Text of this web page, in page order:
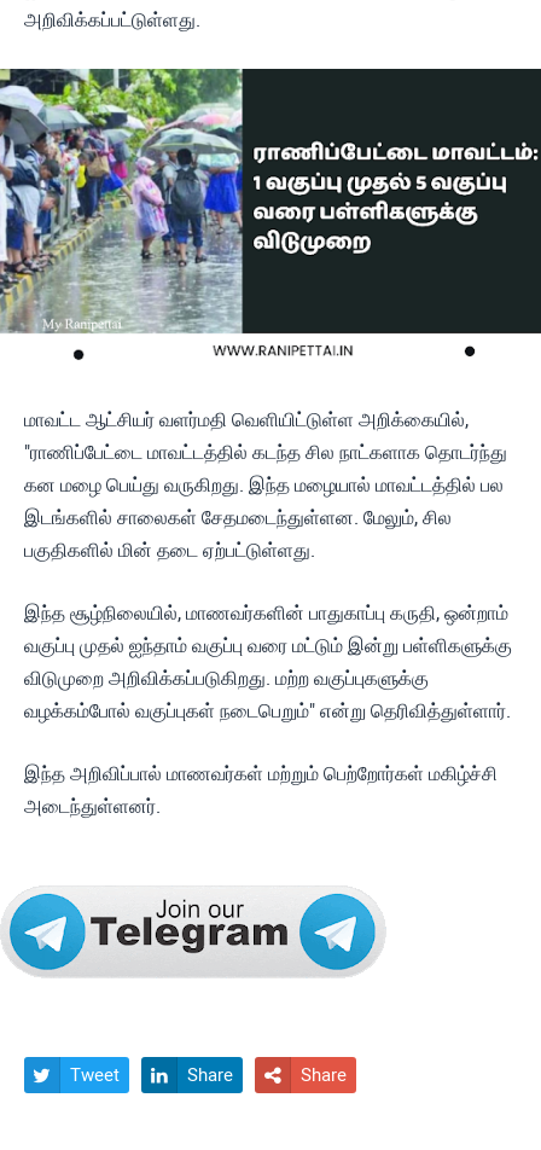
அறிவிக்கப்பட்டுள்ளது.
மாவட்ட ஆட்சியர் வளர்மதி வெளியிட்டுள்ள அறிக்கையில்,
"ராணிப்பேட்டை மாவட்டத்தில் கடந்த சில நாட்களாக தொடர்ந்து
கன மழை பெய்து வருகிறது. இந்த மழையால் மாவட்டத்தில் பல
இடங்களில் சாலைகள் சேதமடைந்துள்ளன. மேலும், சில
பகுதிகளில் மின் தடை ஏற்பட்டுள்ளது.
இந்த சூழ்நிலையில், மாணவர்களின் பாதுகாப்பு கருதி, ஒன்றாம்
வகுப்பு முதல் ஐந்தாம் வகுப்பு வரை மட்டும் இன்று பள்ளிகளுக்கு
விடுமுறை அறிவிக்கப்படுகிறது. மற்ற வகுப்புகளுக்கு
வழக்கம்போல் வகுப்புகள் நடைபெறும்" என்று தெரிவித்துள்ளார்.
இந்த அறிவிப்பால் மாணவர்கள் மற்றும் பெற்றோர்கள் மகிழ்ச்சி
அடைந்துள்ளனர்.
 Tweet  Share  Share